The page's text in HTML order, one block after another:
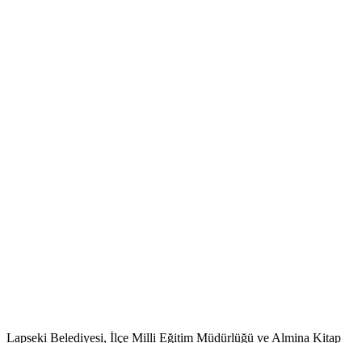
Lapseki Belediyesi, İlçe Milli Eğitim Müdürlüğü ve Almina Kitap